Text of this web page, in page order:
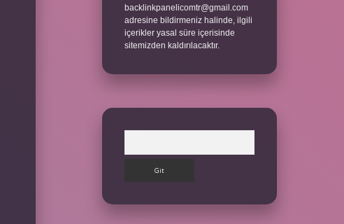
backlinkpanelicomtr@gmail.com
adresine bildirmeniz halinde, ilgili
içerikler yasal süre içerisinde
sitemizden kaldırılacaktır.